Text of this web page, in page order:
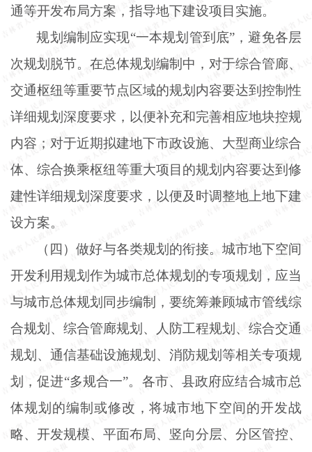
通等开发布局方案，指导地下建设项目实施。
规划编制应实现“一本规划管到底”，避免各层
次规划脱节。在总体规划编制中，对于综合管廊、
交通枢纽等重要节点区域的规划内容要达到控制性
详细规划深度要求，以便补充和完善相应地块控规
内容；对于近期拟建地下市政设施、大型商业综合
体、综合换乘枢纽等重大项目的规划内容要达到修
建性详细规划深度要求，以便及时调整地上地下建
设方案。
（四）做好与各类规划的衔接。城市地下空间
开发利用规划作为城市总体规划的专项规划，应当
与城市总体规划同步编制，要统筹兼顾城市管线综
合规划、综合管廊规划、人防工程规划、综合交通
规划、通信基础设施规划、消防规划等相关专项规
划，促进“多规合一”。各市、县政府应结合城市总
体规划的编制或修改，将城市地下空间的开发战
略、开发规模、平面布局、竖向分层、分区管控、